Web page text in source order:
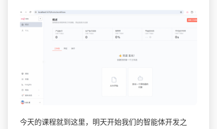
今天的课程就到这里，明天开始我们的智能体开发之